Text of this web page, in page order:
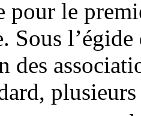
pour le
Sous l’égide
des
plusieurs